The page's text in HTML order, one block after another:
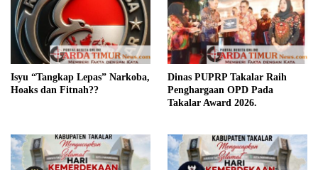
Isyu “Tangkap Lepas” Narkoba,
Hoaks dan Fitnah??
Dinas PUPRP Takalar Raih
Penghargaan OPD Pada
Takalar Award 2026.